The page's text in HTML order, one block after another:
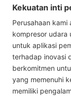
Kekuatan inti
Perusahaan
kompresor udara
untuk aplikasi
terhadap inovasi
berkomitmen
yang memenuhi
memiliki